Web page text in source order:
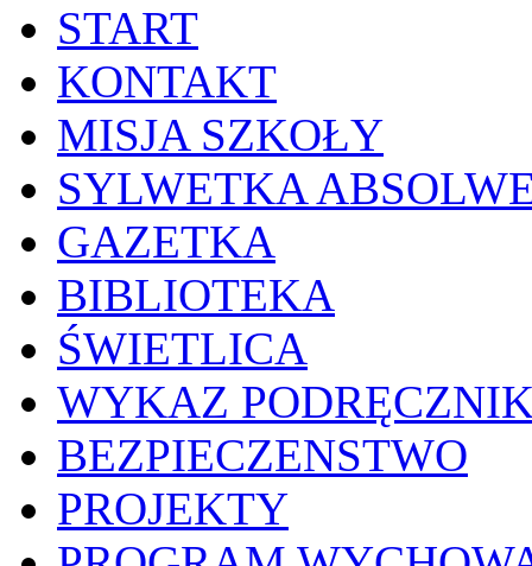
START
KONTAKT
MISJA SZKOŁY
SYLWETKA
GAZETKA
BIBLIOTEKA
ŚWIETLICA
WYKAZ
BEZPIECZENSTWO
PROJEKTY